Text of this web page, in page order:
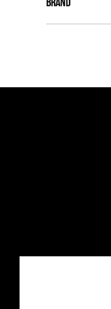
BRAND
Gustave